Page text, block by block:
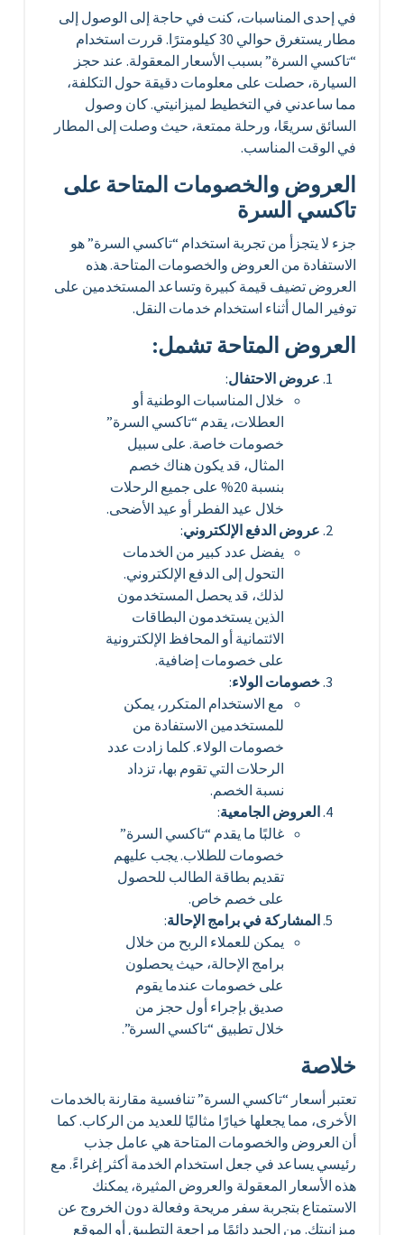
في إحدى المناسبات، كنت في حاجة إلى الوصول إلى
مطار يستغرق حوالي 30 كيلومترًا. قررت استخدام
“تاكسي السرة” بسبب الأسعار المعقولة. عند حجز
السيارة، حصلت على معلومات دقيقة حول التكلفة،
مما ساعدني في التخطيط لميزانيتي. كان وصول
السائق سريعًا، ورحلة ممتعة، حيث وصلت إلى المطار
في الوقت المناسب.
العروض والخصومات المتاحة على
تاكسي السرة
جزء لا يتجزأ من تجربة استخدام “تاكسي السرة” هو
الاستفادة من العروض والخصومات المتاحة. هذه
العروض تضيف قيمة كبيرة وتساعد المستخدمين على
توفير المال أثناء استخدام خدمات النقل.
العروض المتاحة تشمل:
عروض الاحتفال:
خلال المناسبات الوطنية أو
العطلات، يقدم “تاكسي السرة”
خصومات خاصة. على سبيل
المثال، قد يكون هناك خصم
بنسبة 20% على جميع الرحلات
خلال عيد الفطر أو عيد الأضحى.
عروض الدفع الإلكتروني
يفضل عدد كبير من الخدمات
التحول إلى الدفع الإلكتروني.
لذلك، قد يحصل المستخدمون
الذين يستخدمون البطاقات
الائتمانية أو المحافظ الإلكترونية
على خصومات إضافية.
خصومات الولاء:
مع الاستخدام المتكرر، يمكن
للمستخدمين الاستفادة من
خصومات الولاء. كلما زادت عدد
الرحلات التي تقوم بها، تزداد
نسبة الخصم.
العروض الجامعية:
غالبًا ما يقدم “تاكسي السرة”
خصومات للطلاب. يجب عليهم
تقديم بطاقة الطالب للحصول
على خصم خاص.
المشاركة في برامج الإحالة:
يمكن للعملاء الربح من خلال
برامج الإحالة، حيث يحصلون
على خصومات عندما يقوم
صديق بإجراء أول حجز من
خلال تطبيق “تاكسي السرة”.
خلاصة
تعتبر أسعار “تاكسي السرة” تنافسية مقارنة بالخدمات
الأخرى، مما يجعلها خيارًا مثاليًا للعديد من الركاب. كما
أن العروض والخصومات المتاحة هي عامل جذب
رئيسي يساعد في جعل استخدام الخدمة أكثر إغراءً. مع
هذه الأسعار المعقولة والعروض المثيرة، يمكنك
الاستمتاع بتجربة سفر مريحة وفعالة دون الخروج عن
ميزانيتك. من الجيد دائمًا مراجعة التطبيق أو الموقع